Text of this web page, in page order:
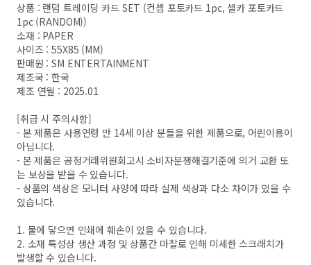
상품 : 랜덤 트레이딩 카드 SET (컨셉 포토카드 1pc, 셀카 포토카드
1pc (RANDOM))
소재 : PAPER
사이즈 : 55X85 (MM)
판매원 : SM ENTERTAINMENT
제조국 : 한국
제조 연월 : 2025.01
[취급 시 주의사항]
- 본 제품은 사용연령 만 14세 이상 분들을 위한 제품으로, 어린이용이
아닙니다.
- 본 제품은 공정거래위원회고시 소비자분쟁해결기준에 의거 교환 또
는 보상을 받을 수 있습니다.
- 상품의 색상은 모니터 사양에 따라 실제 색상과 다소 차이가 있을 수
있습니다.
1. 물에 닿으면 인쇄에 훼손이 있을 수 있습니다.
2. 소재 특성상 생산 과정 및 상품간 마찰로 인해 미세한 스크래치가
발생할 수 있습니다.